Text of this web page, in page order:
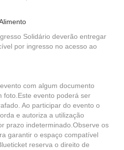
Solidário deverão entregar
por ingresso no acesso ao
com algum documento
foto.Este evento poderá ser
Ao participar do evento o
e autoriza a utilização
prazo indeterminado.Observe os
garantir o espaço compatível
reserva o direito de